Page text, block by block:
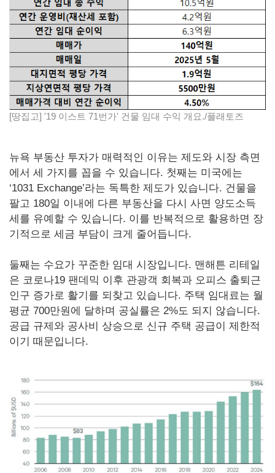
[땅집고] '19 이스트 71번가' 건물 임대 수익 개요./플래토즈
뉴욕 부동산 투자가 매력적인 이유는 제도와 시장 측면
에서 세 가지를 꼽을 수 있습니다. 첫째는 미국에는
‘1031 Exchange’라는 독특한 제도가 있습니다. 건물을
팔고 180일 이내에 다른 부동산을 다시 사면 양도소득
세를 유예할 수 있습니다. 이를 반복적으로 활용하면 장
기적으로 세금 부담이 크게 줄어듭니다.
둘째는 수요가 꾸준한 임대 시장입니다. 맨해튼 리테일
은 코로나19 팬데믹 이후 관광객 회복과 오피스 출퇴근
인구 증가로 활기를 되찾고 있습니다. 주택 임대료는 월
평균 700만원에 달하며 공실률은 2%도 되지 않습니다.
공급 규제와 공사비 상승으로 신규 주택 공급이 제한적
이기 때문입니다.